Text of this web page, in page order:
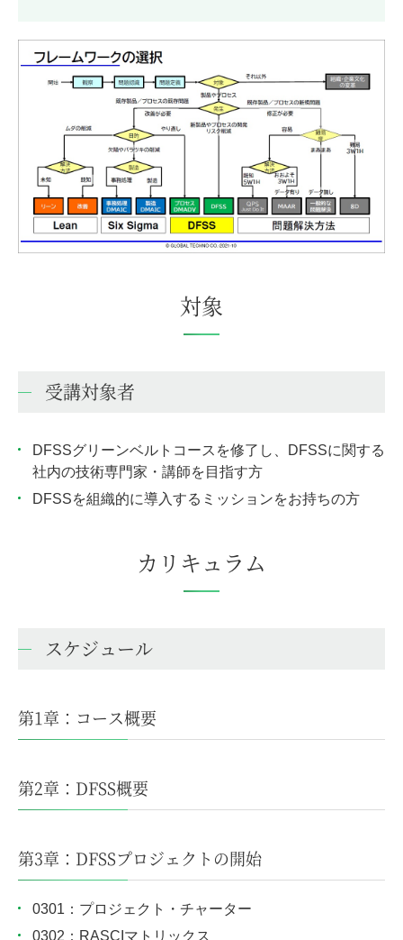
対象
受講対象者
DFSSグリーンベルトコースを修了し、DFSSに関する
社内の技術専門家・講師を目指す方
DFSSを組織的に導入するミッションをお持ちの方
カリキュラム
スケジュール
第1章：コース概要
第2章：DFSS概要
第3章：DFSSプロジェクトの開始
0301：プロジェクト・チャーター
0302：RASCIマトリックス